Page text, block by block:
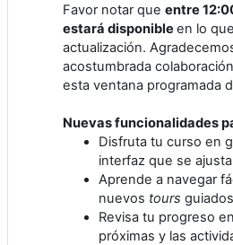
Favor notar que entre
estará disponibleen lo
actualización.
acostumbrada
esta ventana programada
Nuevas funcionalidades
Disfruta tu curso en
interfaz que se
Aprende a navegar
nuevos tours
Revisa tu progreso
próximas y las